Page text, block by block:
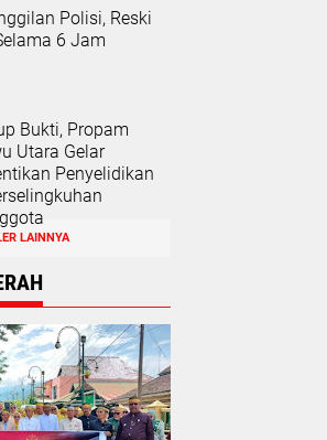
Polisi, Reski
6 Jam
Bukti, Propam
Utara Gelar
Penyelidikan
LAINNYA